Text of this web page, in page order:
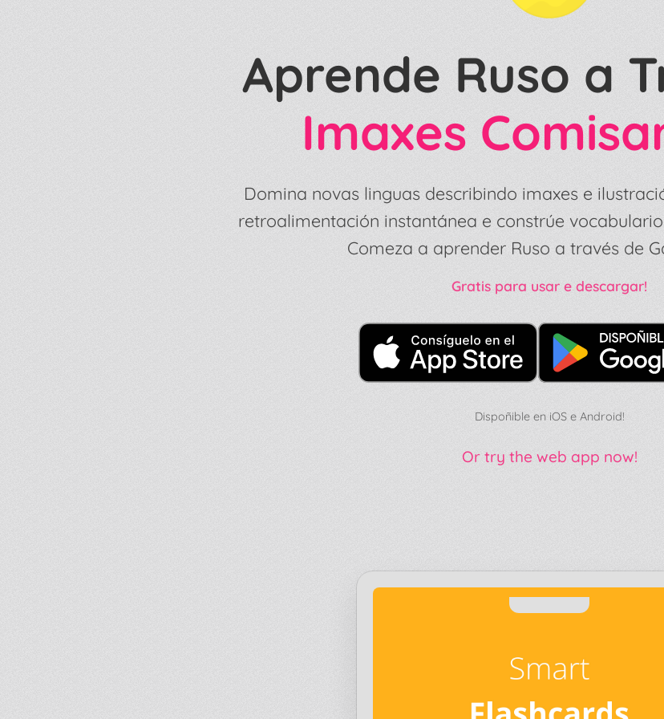
Aprende Ruso a
Imaxes
Domina novas linguas describindo imaxes e
retroalimentación instantánea e constrúe
Comeza a aprender Ruso a través de
Gratis para usar e descargar!
Dispoñible en iOS e Android!
Or try the web app now!